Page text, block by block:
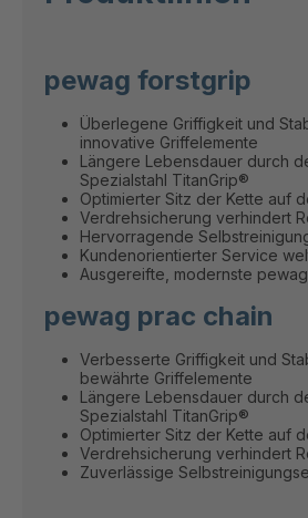
pewag forstgrip
Überlegene Griffigkeit und
innovative Griffelemente
Längere Lebensdauer durch
Spezialstahl TitanGrip®
Optimierter Sitz der Kette auf
Verdrehsicherung verhindert
Hervorragende
Kundenorientierter Service
Ausgereifte, modernste
pewag prac chain
Verbesserte Griffigkeit und
bewährte Griffelemente
Längere Lebensdauer durch
Spezialstahl TitanGrip®
Optimierter Sitz der Kette auf
Verdrehsicherung verhindert
Zuverlässige